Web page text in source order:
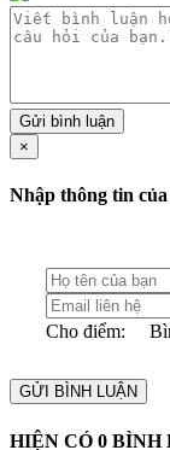
Gửi bình luận
×
Nhập thông tin
Cho điểm:
GỬI BÌNH LUẬN
HIỆN CÓ 0 BÌNH